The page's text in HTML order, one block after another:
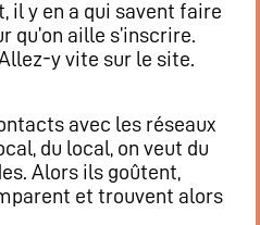
par dates
(nouvel onglet)
il y en a qui savent faire
qu’on aille s’inscrire.
y vite sur le site.
avec les réseaux
du local, on veut du
Alors ils goûtent,
et trouvent alors